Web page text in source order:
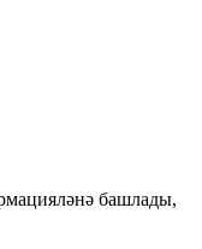
башлады,